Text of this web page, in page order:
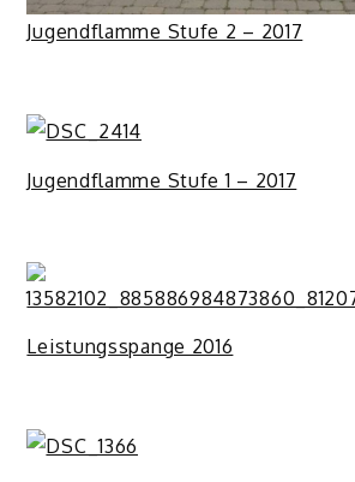
Jugendflamme Stufe 2 – 2017
Jugendflamme Stufe 1 – 2017
Leistungsspange 2016